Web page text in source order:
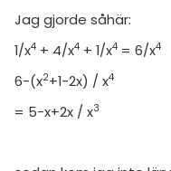
Jag gjorde såhär:
1/x4 + 4/x4 + 1/x4 = 6/x4
6-(x2+1-2x) / x4
= 5-x+2x / x3
2
3